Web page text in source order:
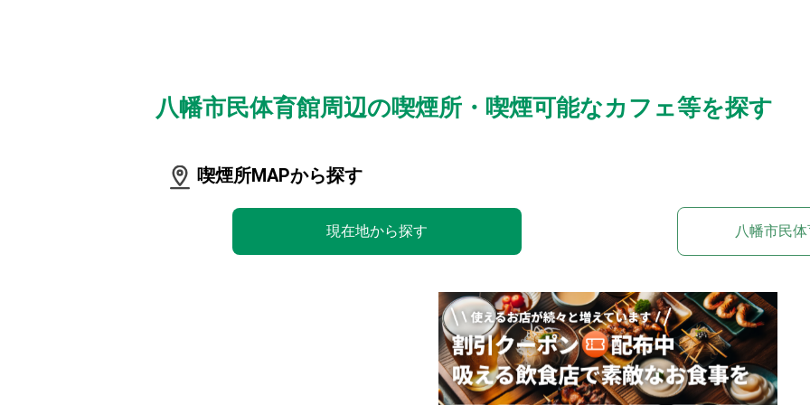
八幡市民体育館周辺の喫煙所・喫煙可能なカフェ等を探す
喫煙所MAPから探す
現在地から探す 八幡市民